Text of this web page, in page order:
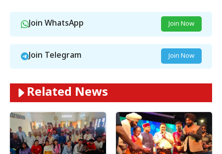
Join WhatsApp Join Now
Join Telegram Join Now
Related News